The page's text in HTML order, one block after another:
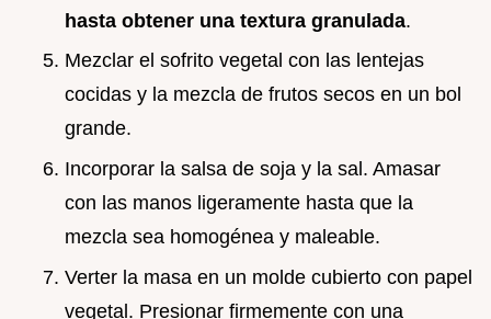
hasta obtener una textura granulada.
Mezclar el sofrito vegetal con las lentejas
cocidas y la mezcla de frutos secos en un bol
grande.
Incorporar la salsa de soja y la sal. Amasar
con las manos ligeramente hasta que la
mezcla sea homogénea y maleable.
Verter la masa en un molde cubierto con papel
vegetal. Presionar firmemente con una